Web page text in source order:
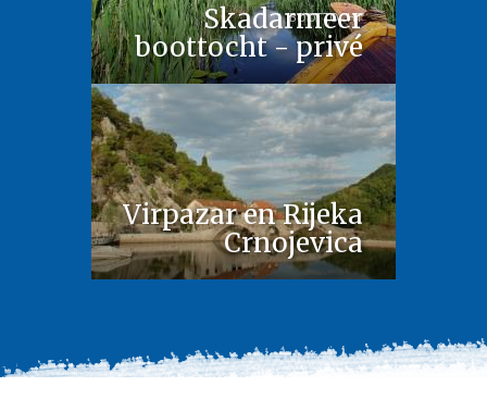
Skadarmeer
boottocht - privé
BOOTTOCHT
Virpazar en Rijeka
Crnojevica